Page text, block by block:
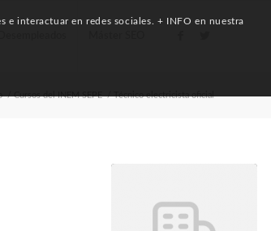
/ Cursos del INEM SEPE / Técnico electricista oficial
e interactuar en redes sociales. + INFO en nuestra